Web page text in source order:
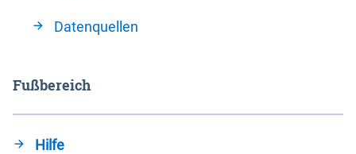
Datenquellen
Fußbereich
Hilfe